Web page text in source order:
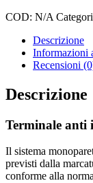
COD: N/A
Descrizione
Informazioni
Recensioni
Descrizione
Terminale anti
Il sistema
previsti dalla
conforme alla